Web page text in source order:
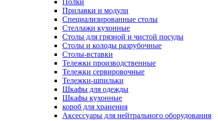
Полки
Прилавки и модули
Специализированные столы
Стеллажи кухонные
Столы для грязной и чистой посуды
Столы и колоды разрубочные
Столы-вставки
Тележки производственные
Тележки сервировочные
Тележки-шпильки
Шкафы для одежды
Шкафы кухонные
короб для хранения
Аксессуары для нейтрального оборудования